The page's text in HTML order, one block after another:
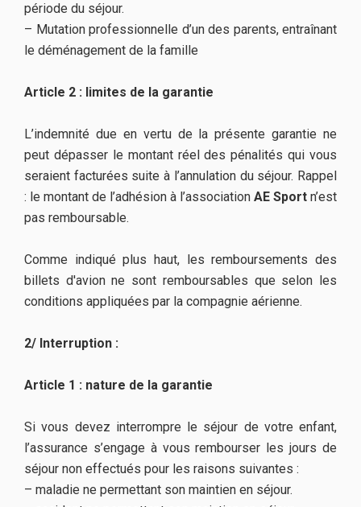
période du séjour.
– Mutation professionnelle d’un des parents, entraînant
le déménagement de la famille
Article 2 : limites de la garantie
L’indemnité due en vertu de la présente garantie ne
peut dépasser le montant réel des pénalités qui vous
seraient facturées suite à l’annulation du séjour. Rappel
: le montant de l’adhésion à l’association AE Sport n’est
pas remboursable.
Comme indiqué plus haut, les remboursements des
billets d'avion ne sont remboursables que selon les
conditions appliquées par la compagnie aérienne.
2/ Interruption :
Article 1 : nature de la garantie
Si vous devez interrompre le séjour de votre enfant,
l’assurance s’engage à vous rembourser les jours de
séjour non effectués pour les raisons suivantes :
– maladie ne permettant son maintien en séjour.